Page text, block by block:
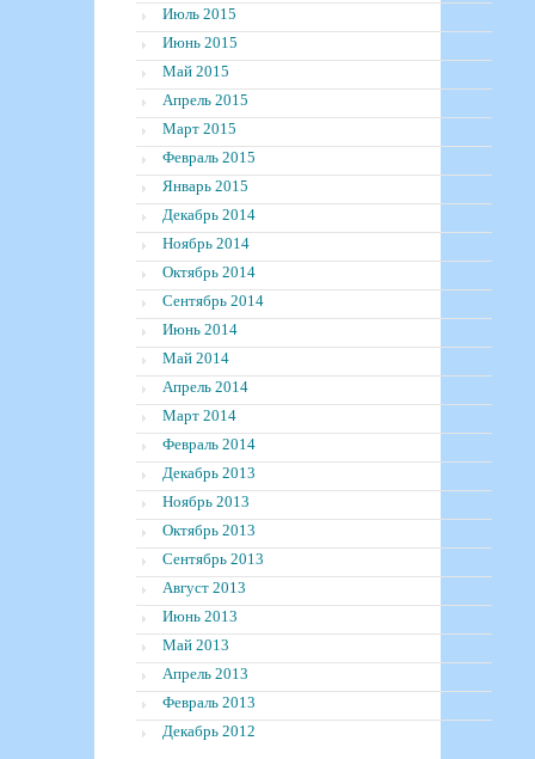
Июль 2015
Июнь 2015
Май 2015
Апрель 2015
Март 2015
Февраль 2015
Январь 2015
Декабрь 2014
Ноябрь 2014
Октябрь 2014
Сентябрь 2014
Июнь 2014
Май 2014
Апрель 2014
Март 2014
Февраль 2014
Декабрь 2013
Ноябрь 2013
Октябрь 2013
Сентябрь 2013
Август 2013
Июнь 2013
Май 2013
Апрель 2013
Февраль 2013
Декабрь 2012